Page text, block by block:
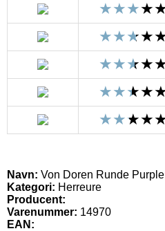
Navn: Von Doren Runde Purple
Kategori: Herreure
Producent:
Varenummer: 14970
EAN: